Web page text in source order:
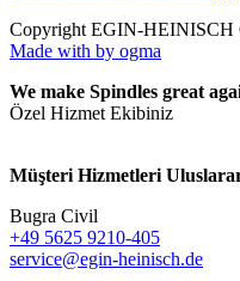
Copyright EGIN-HEINISCH
Made with by ogma
We make Spindles great
Özel Hizmet Ekibiniz
Müşteri Hizmetleri
Bugra Civil
+49 5625 9210-405
service@egin-heinisch.de